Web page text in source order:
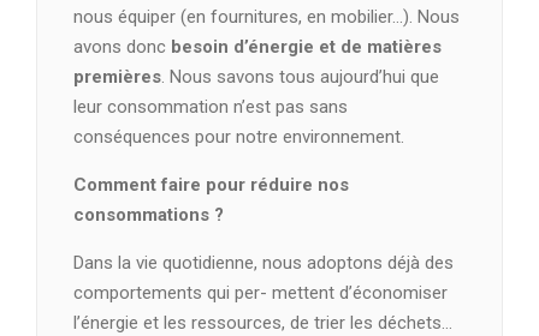
nous équiper (en fournitures, en mobilier…). Nous
avons donc besoin d’énergie et de matières
premières . Nous savons tous aujourd’hui que
leur consommation n’est pas sans
conséquences pour notre environnement.
Comment faire pour réduire nos
consommations ?
Dans la vie quotidienne, nous adoptons déjà des
comportements qui per- mettent d’économiser
l’énergie et les ressources, de trier les déchets…